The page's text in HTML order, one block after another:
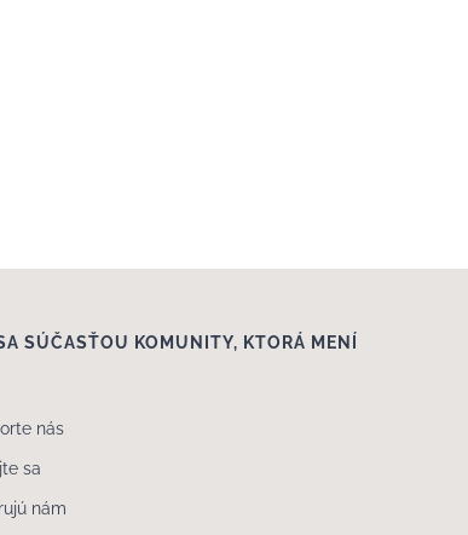
SÚČASŤOU KOMUNITY, KTORÁ MENÍ
nás
sa
nám